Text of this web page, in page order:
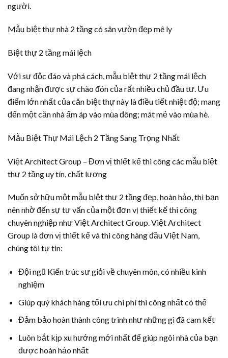
người.
Mẫu biệt thự nhà 2 tầng có sân vườn đẹp mê ly
Biệt thự 2 tầng mái lệch
Với sự độc đáo và phá cách, mẫu biệt thự 2 tầng mái lệch
đang nhận được sự chào đón của rất nhiều chủ đầu tư. Ưu
điểm lớn nhất của căn biệt thự này là điều tiết nhiệt độ; mang
đến một căn nhà ấm áp vào mùa đông; mát mẻ vào mùa hè.
Mẫu Biệt Thự Mái Lệch 2 Tầng Sang Trọng Nhất
Việt Architect Group – Đơn vị thiết kế thi công các mẫu biệt
thự 2 tầng uy tín, chất lượng
Muốn sở hữu một mẫu biệt thư 2 tầng đẹp, hoàn hảo, thì bạn
nên nhờ đến sự tư vấn của một đơn vị thiết kế thi công
chuyên nghiệp như Việt Architect Group. Việt Architect
Group là đơn vị thiết kế và thi công hàng đầu Việt Nam,
chúng tôi tự tin:
Đội ngũ Kiến trúc sư giỏi về chuyên môn, có nhiều kinh
nghiệm
Giúp quý khách hàng tối ưu chi phí thi công nhất có thể
Đảm bảo hoàn thành công trình như những gì đã cam kết
Luôn bắt kịp xu hướng mới nhất để giúp ngôi nhà của bạn
được hoàn hảo nhất